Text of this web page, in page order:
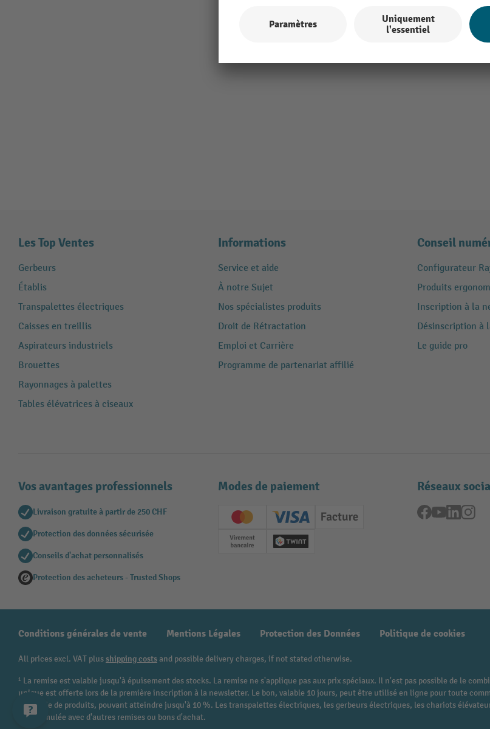
Les Top Ventes
Gerbeurs
Établis
Transpalettes électriques
Caisses en treillis
Aspirateurs industriels
Brouettes
Rayonnages à palettes
Tables élévatrices à ciseaux
Informations
Service et aide
À notre Sujet
Nos spécialistes produits
Droit de Rétractation
Emploi et Carrière
Programme de partenariat affilié
Conseil
Configurateur
Produits
Inscription à la
Désinscription à
Le guide pro
Vos avantages professionnels
Livraison gratuite à partir de 250 CHF
Protection des données sécurisée
Conseils d'achat personnalisés
Protection des acheteurs - Trusted Shops
Modes de paiement
Creditcard (Master)Creditcard (Visa)
Facture
Paiement anticipé
Twint
Réseaux
Facebook
YouTubeLinkedIn
Conditions générales de vente Mentions Légales Protection des Données Politique de cookies
All prices excl. VAT plusshipping costsand possible delivery charges, if not stated otherwise.
¹ La remise est valable jusqu'à épuisement des stocks. La remise ne s'applique pas aux prix spéciaux. Il n'est pas possible de le
unique est offerte lors de la première inscription à la newsletter. Le bon, valable 10 jours, peut être utilisé en ligne pour toute
catégorie de produits, pouvant atteindre jusqu'à 10 %. Les transpalettes électriques, les gerbeurs électriques, les chariots
être cumulée avec d'autres remises ou bons d'achat.